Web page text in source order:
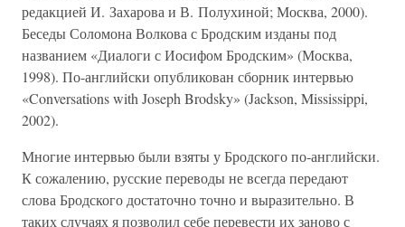
редакцией И. Захарова и В. Полухиной; Москва, 2000).
Беседы Соломона Волкова с Бродским изданы под
названием «Диалоги с Иосифом Бродским» (Москва,
1998). По-английски опубликован сборник интервью
«Conversations with Joseph Brodsky» (Jackson, Mississippi,
2002).
Многие интервью были взяты у Бродского по-английски.
К сожалению, русские переводы не всегда передают
слова Бродского достаточно точно и выразительно. В
таких случаях я позволил себе перевести их заново с